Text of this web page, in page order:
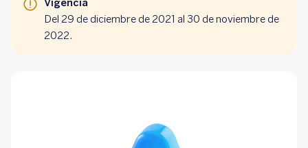
Vigencia
Del 29 de diciembre de 2021 al 30 de noviembre de
2022.